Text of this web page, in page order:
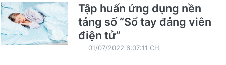
Tập huấn ứng dụng nền
tảng số “Sổ tay đảng viên
điện tử”
01/07/2022 6:07:11 CH